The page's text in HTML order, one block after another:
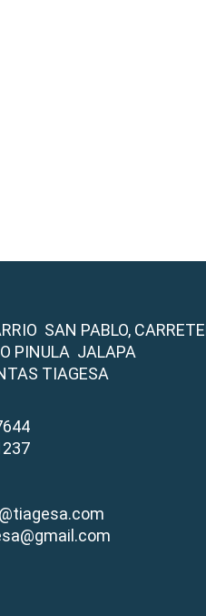
SAN PABLO,
PINULA JALAPA
TIAGESA